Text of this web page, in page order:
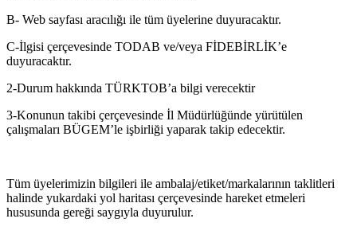
B- Web sayfası aracılığı ile tüm üyelerine duyuracaktır.
C-İlgisi çerçevesinde TODAB ve/veya FİDEBİRLİK’e
duyuracaktır.
2-Durum hakkında TÜRKTOB’a bilgi verecektir
3-Konunun takibi çerçevesinde İl Müdürlüğünde yürütülen
çalışmaları BÜGEM’le işbirliği yaparak takip edecektir.
Tüm üyelerimizin bilgileri ile ambalaj/etiket/markalarının taklitleri
halinde yukardaki yol haritası çerçevesinde hareket etmeleri
hususunda gereği saygıyla duyurulur.